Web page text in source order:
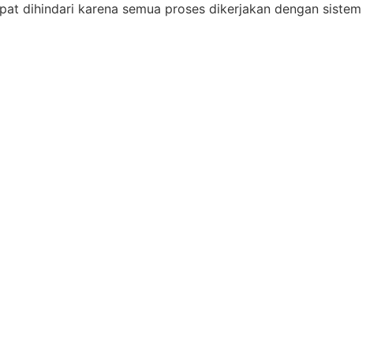
dihindari karena semua proses dikerjakan dengan sistem